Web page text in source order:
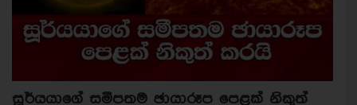
සූර්යයාගේ සමීපතම ඡායාරූප පෙළක් නිකුත්